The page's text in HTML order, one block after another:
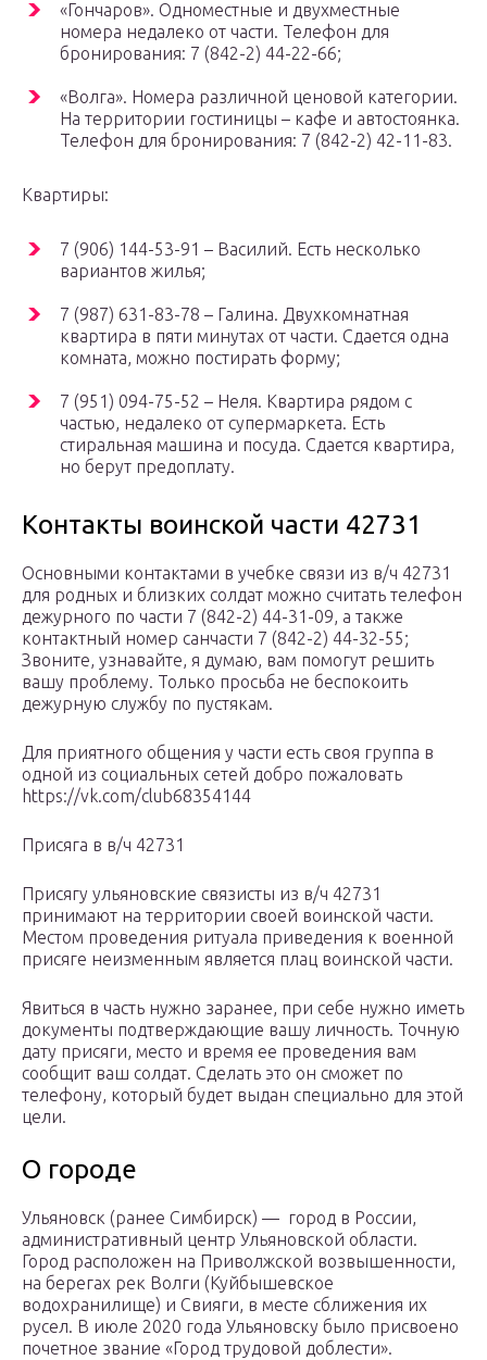
«Гончаров». Одноместные и двухместные
номера недалеко от части. Телефон для
бронирования: 7 (842-2) 44-22-66;
«Волга». Номера различной ценовой категории.
На территории гостиницы – кафе и автостоянка.
Телефон для бронирования: 7 (842-2) 42-11-83.
Квартиры:
7 (906) 144-53-91 – Василий. Есть несколько
вариантов жилья;
7 (987) 631-83-78 – Галина. Двухкомнатная
квартира в пяти минутах от части. Сдается одна
комната, можно постирать форму;
7 (951) 094-75-52 – Неля. Квартира рядом с
частью, недалеко от супермаркета. Есть
стиральная машина и посуда. Сдается квартира,
но берут предоплату.
Контакты воинской части 42731
Основными контактами в учебке связи из в/ч 42731
для родных и близких солдат можно считать телефон
дежурного по части 7 (842-2) 44-31-09, а также
контактный номер санчасти 7 (842-2) 44-32-55;
Звоните, узнавайте, я думаю, вам помогут решить
вашу проблему. Только просьба не беспокоить
дежурную службу по пустякам.
Для приятного общения у части есть своя группа в
одной из социальных сетей добро пожаловать
https://vk.com/club68354144
Присяга в в/ч 42731
Присягу ульяновские связисты из в/ч 42731
принимают на территории своей воинской части.
Местом проведения ритуала приведения к военной
присяге неизменным является плац воинской части.
Явиться в часть нужно заранее, при себе нужно иметь
документы подтверждающие вашу личность. Точную
дату присяги, место и время ее проведения вам
сообщит ваш солдат. Сделать это он сможет по
телефону, который будет выдан специально для этой
цели.
О городе
Ульяновск (ранее Симбирск) — город в России,
административный центр Ульяновской области.
Город расположен на Приволжской возвышенности,
на берегах рек Волги (Куйбышевское
водохранилище) и Свияги, в месте сближения их
русел. В июле 2020 года Ульяновску было присвоено
почетное звание «Город трудовой доблести».